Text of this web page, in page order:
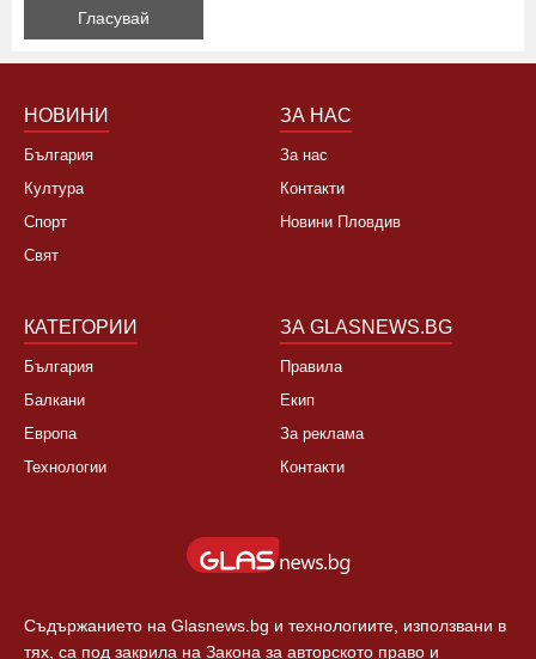
НОВИНИ
България
Култура
Спорт
Свят
ЗА НАС
За нас
Контакти
Новини Пловдив
КАТЕГОРИИ
България
Балкани
Европа
Технологии
ЗА GLASNEWS.BG
Правила
Екип
За реклама
Контакти
Съдържанието на Glasnews.bg и технологиите, използвани в
тях, са под закрила на Закона за авторското право и